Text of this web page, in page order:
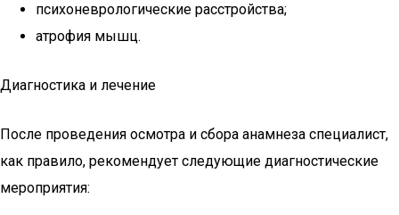
психоневрологические расстройства;
атрофия мышц.
Диагностика и лечение
После проведения осмотра и сбора анамнеза специалист,
как правило, рекомендует следующие диагностические
мероприятия: